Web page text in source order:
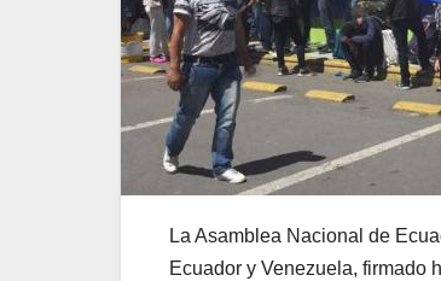
La Asamblea Nacional de
Ecuador y Venezuela, firmado